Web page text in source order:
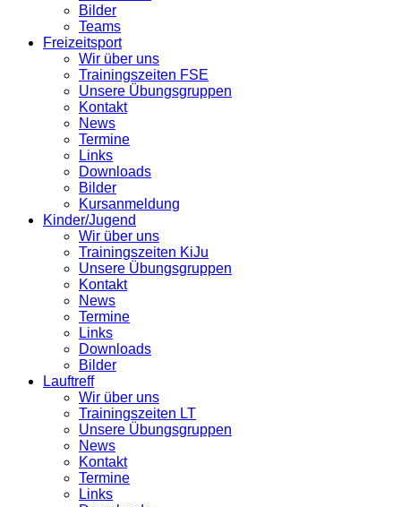
Bilder
Teams
Freizeitsport
Wir über uns
Trainingszeiten FSE
Unsere Übungsgruppen
Kontakt
News
Termine
Links
Downloads
Bilder
Kursanmeldung
Kinder/Jugend
Wir über uns
Trainingszeiten KiJu
Unsere Übungsgruppen
Kontakt
News
Termine
Links
Downloads
Bilder
Lauftreff
Wir über uns
Trainingszeiten LT
Unsere Übungsgruppen
News
Kontakt
Termine
Links